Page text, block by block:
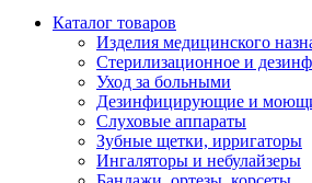
Каталог товаров
Изделия медицинского
Стерилизационное и
Уход за больными
Дезинфицирующие и
Слуховые аппараты
Зубные щетки, ирригаторы
Ингаляторы и небулайзеры